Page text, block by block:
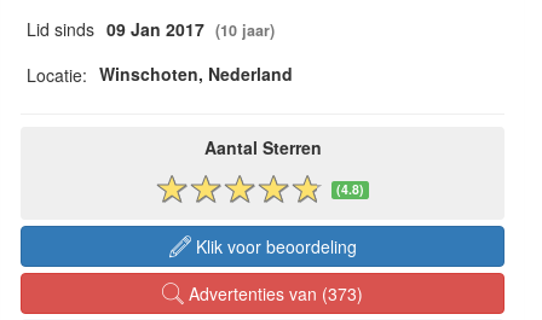
Lid sinds 09 Jan 2017 (10 jaar)
Locatie: Winschoten, Nederland
Aantal Sterren
(4.8)
Klik voor beoordeling
Advertenties van (373)